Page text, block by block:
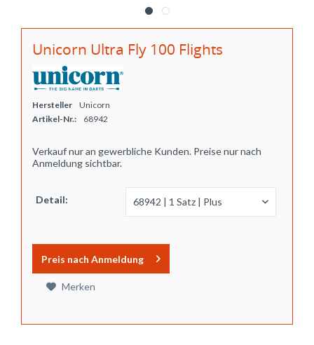
Unicorn Ultra Fly 100 Flights
Hersteller
Unicorn
Artikel-Nr.:
68942
Verkauf nur an gewerbliche Kunden. Preise nur nach
Anmeldung sichtbar.
Detail:
Preis nach Anmeldung
Merken